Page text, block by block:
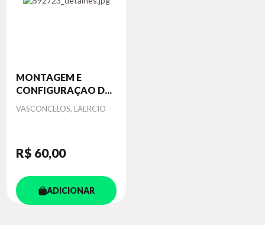
MONTAGEM E
CONFIGURAÇAO D...
Autor
VASCONCELOS, LAERCIO
R$ 60,00
ADICIONAR